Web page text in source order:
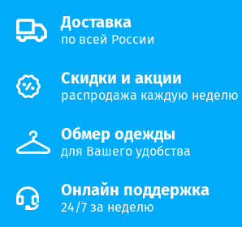
Доставка
по всей России
Скидки и акции
распродажа каждую неделю
Обмер одежды
для Вашего удобства
Онлайн поддержка
24/7 за неделю